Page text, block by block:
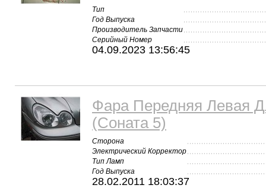
Тип
Год Выпуска
Производитель Запчасти
Серийный Номер
04.09.2023 13:56:45
Фара Передняя Левая
(Соната 5)
Сторона
Электрический Корректор
Тип Ламп
Год Выпуска
28.02.2011 18:03:37